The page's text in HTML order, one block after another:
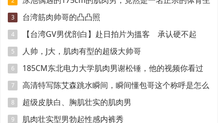
3 台湾筋肉帅哥的凸凸照
4
【台湾GV男优剖白】赴日拍片为搵客 承认硬不起
来：但我还有性欲
5 人帅，J大，肌肉有型的超级大帅哥
6
185CM东北电力大学肌肉男谢松锤，他的视频你看过
吗
7
高清特写陈艾森跳水瞬间，瞬间懂包哥这个称呼是怎么
来的
8 超级皮肤白、胸肌壮实的肌肉男
9 肌肉壮实型男勃起性感内裤秀